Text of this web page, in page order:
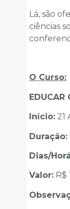
Lá, são
ciências
O Curso:
Início: 21
Duração:
Dias/
Valor: R$